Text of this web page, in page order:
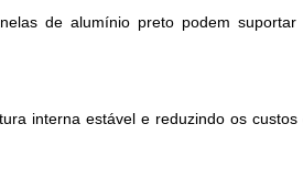
de alumínio preto podem suportar
interna estável e reduzindo os custos